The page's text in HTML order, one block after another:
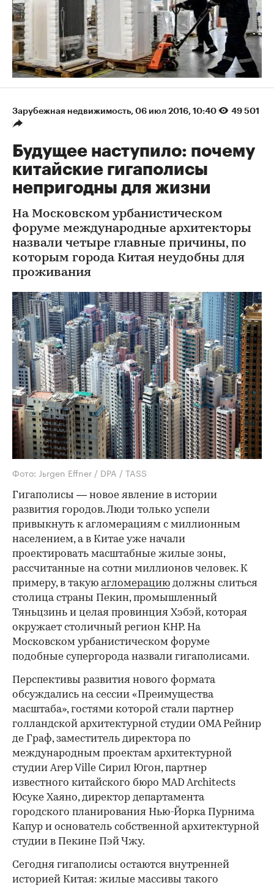
Зарубежная недвижимость⁠, 06 июл 2016, 10:40 49 501
Будущее наступило: почему
китайские гигаполисы
непригодны для жизни
На Московском урбанистическом
форуме международные архитекторы
назвали четыре главные причины, по
которым города Китая неудобны для
проживания
Фото: Jьrgen Effner / DPA / TASS
Гигаполисы — новое явление в истории
развития городов. Люди только успели
привыкнуть к агломерациям с миллионным
населением, а в Китае уже начали
проектировать масштабные жилые зоны,
рассчитанные на сотни миллионов человек. К
примеру, в такую агломерацию должны слиться
столица страны Пекин, промышленный
Тяньцзинь и целая провинция Хэбэй, которая
окружает столичный регион КНР. На
Московском урбанистическом форуме
подобные супергорода назвали гигаполисами.
Перспективы развития нового формата
обсуждались на сессии «Преимущества
масштаба», гостями которой стали партнер
голландской архитектурной студии OMA Рейнир
де Граф, заместитель директора по
международным проектам архитектурной
студии Arep Ville Сирил Югон, партнер
известного китайского бюро MAD Architects
Юсуке Хаяно, директор департамента
городского планирования Нью-Йорка Пурнима
Капур и основатель собственной архитектурной
студии в Пекине Пэй Чжу.
Сегодня гигаполисы остаются внутренней
историей Китая: жилые массивы такого